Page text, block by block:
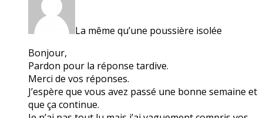
La même qu’une poussière isolée
Bonjour,
Pardon pour la réponse tardive.
Merci de vos réponses.
J’espère que vous avez passé une bonne semaine et
que ça continue.